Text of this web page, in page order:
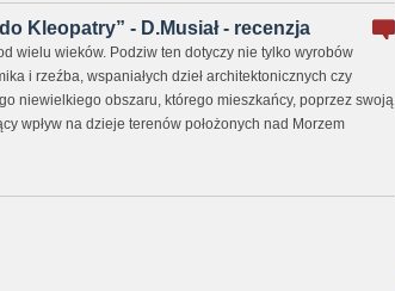
Kleopatry” - D.Musiał - recenzja
wielu wieków. Podziw ten dotyczy nie tylko wyrobów
i rzeźba, wspaniałych dzieł architektonicznych czy
niewielkiego obszaru, którego mieszkańcy, poprzez swoją
wpływ na dzieje terenów położonych nad Morzem